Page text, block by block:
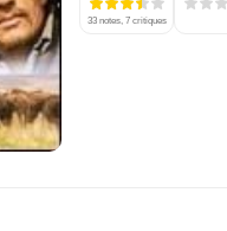
33 notes, 7 critiques